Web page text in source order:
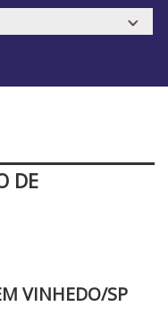
DE
VINHEDO/SP